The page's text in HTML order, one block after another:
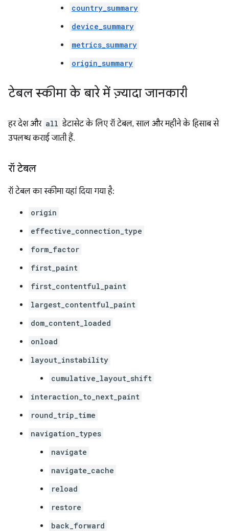
country_summary
device_summary
metrics_summary
origin_summary
टेबल स्कीमा के बारे में ज़्यादा जानकारी
हर देश और all डेटासेट के लिए रॉ टेबल, साल और महीने के हिसाब से
उपलब्ध कराई जाती हैं.
रॉ टेबल
रॉ टेबल का स्कीमा यहां दिया गया है:
origin
effective_connection_type
form_factor
first_paint
first_contentful_paint
largest_contentful_paint
dom_content_loaded
onload
layout_instability
cumulative_layout_shift
interaction_to_next_paint
round_trip_time
navigation_types
navigate
navigate_cache
reload
restore
back_forward